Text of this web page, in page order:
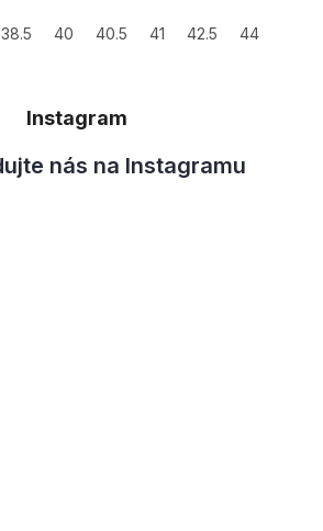
40 40.5 41 42.5 44
Instagram
nás na Instagramu